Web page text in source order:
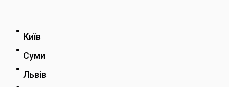
Київ
Суми
Львів